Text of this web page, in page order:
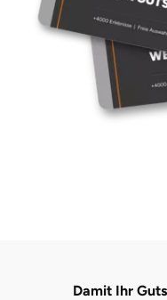
Damit Ihr
Flensburg
Frankfurt am Main